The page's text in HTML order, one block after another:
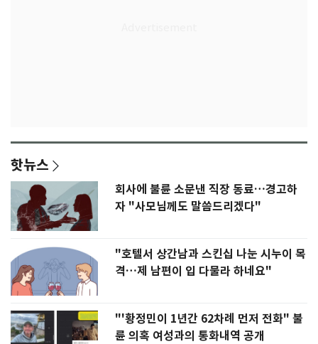
핫뉴스
회사에 불륜 소문낸 직장 동료…경고하
자 "사모님께도 말씀드리겠다"
"호텔서 상간남과 스킨십 나눈 시누이 목
격…제 남편이 입 다물라 하네요"
"'황정민이 1년간 62차례 먼저 전화" 불
륜 의혹 여성과의 통화내역 공개